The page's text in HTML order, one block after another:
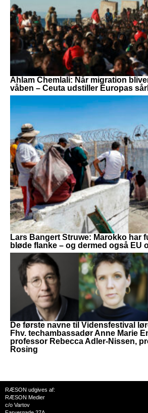
Ahlam Chemlali: Når migration
våben – Ceuta udstiller Europas
Lars Bangert Struwe: Marokko har
bløde flanke – og dermed også EU
De første navne til Vidensfestival
Fhv. techambassadør Anne Marie
professor Rebecca Adler-Nissen,
Rosing
RÆSON udgives af:
RÆSON Medier
c/o Vartov